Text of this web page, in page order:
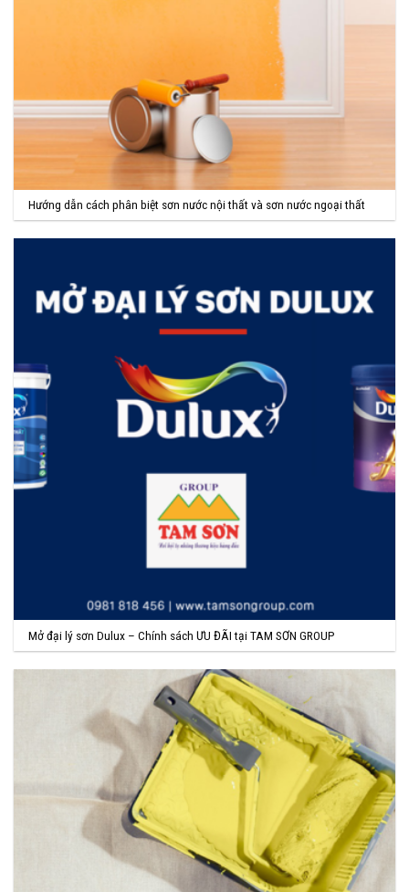
Hướng dẫn cách phân biệt sơn nước nội thất và sơn nước ngoại thất
Mở đại lý sơn Dulux – Chính sách ƯU ĐÃI tại TAM SƠN GROUP